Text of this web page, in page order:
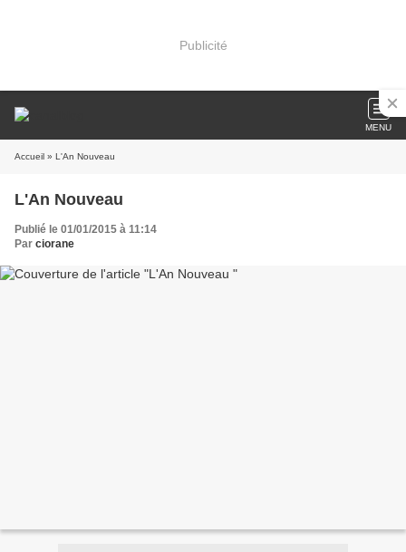
Publicité
MENU
Accueil » L'An Nouveau
L'An Nouveau
Publié le 01/01/2015 à 11:14
Par ciorane